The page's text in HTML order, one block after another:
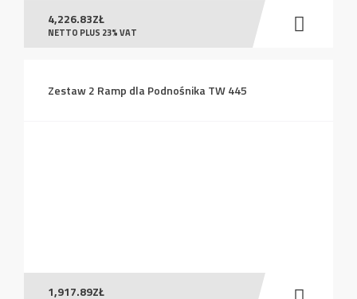
4,226.83ZŁ
NETTO PLUS 23% VAT
Zestaw 2 Ramp dla Podnośnika TW 445
1,917.89ZŁ